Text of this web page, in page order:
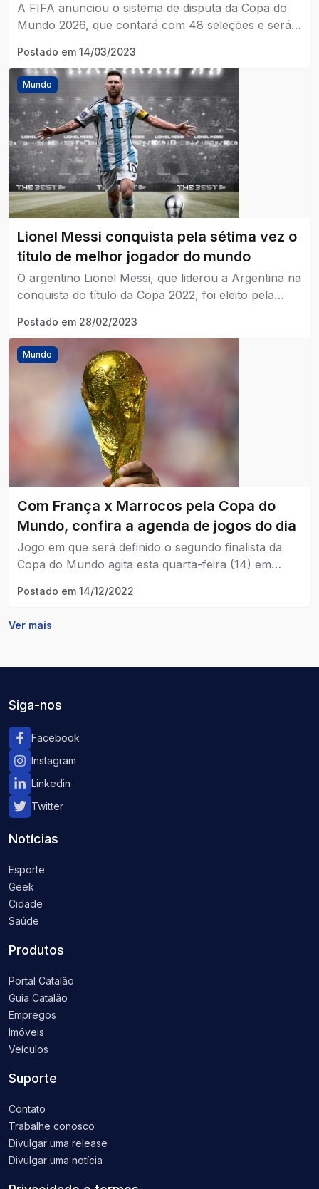
A FIFA anunciou o sistema de disputa da Copa do
Mundo 2026, que contará com 48 seleções e será
Canadá.
Postado em 14/03/2023
Mundo
Lionel Messi conquista pela sétima vez o
título de melhor jogador do mundo
O argentino Lionel Messi, que liderou a Argentina na
conquista do título da Copa 2022, foi eleito pela
Postado em 28/02/2023
Mundo
Com França x Marrocos pela Copa do
Mundo, confira a agenda de jogos do dia
Jogo em que será definido o segundo finalista da
Copa do Mundo agita esta quarta-feira (14) em
Postado em 14/12/2022
Ver mais
Siga-nos
Facebook
Instagram
Linkedin
Twitter
Notícias
Esporte
Geek
Cidade
Saúde
Produtos
Portal Catalão
Guia Catalão
Empregos
Imóveis
Veículos
Suporte
Contato
Trabalhe conosco
Divulgar uma release
Divulgar uma notícia